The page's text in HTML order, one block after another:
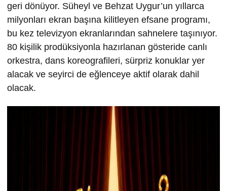
geri dönüyor. Süheyl ve Behzat Uygur’un yıllarca
milyonları ekran başına kilitleyen efsane programı,
bu kez televizyon ekranlarından sahnelere taşınıyor.
80 kişilik prodüksiyonla hazırlanan gösteride canlı
orkestra, dans koreografileri, sürpriz konuklar yer
alacak ve seyirci de eğlenceye aktif olarak dahil
olacak.